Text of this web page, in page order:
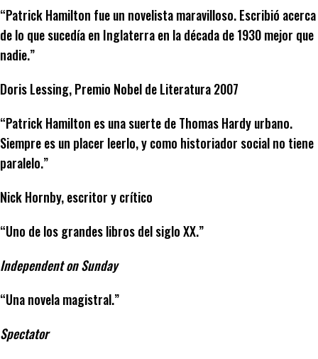
“Patrick Hamilton fue un novelista maravilloso. Escribió acerca
de lo que sucedía en Inglaterra en la década de 1930 mejor que
nadie.”
Doris Lessing, Premio Nobel de Literatura 2007
“Patrick Hamilton es una suerte de Thomas Hardy urbano.
Siempre es un placer leerlo, y como historiador social no tiene
paralelo.”
Nick Hornby, escritor y crítico
“Uno de los grandes libros del siglo XX.”
Independent on Sunday
“Una novela magistral.”
Spectator